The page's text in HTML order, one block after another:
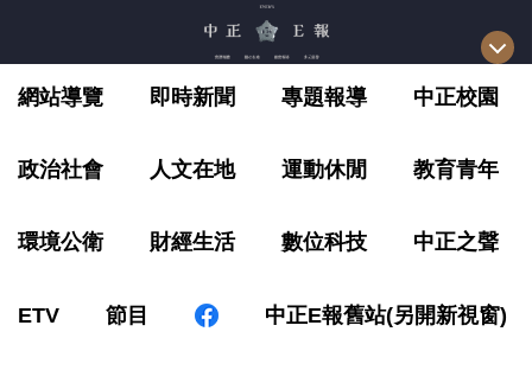
要
容
網站導覽 即時新聞 專題報導 中正校園
政治社會 人文在地 運動休閒 教育青年
環境公衛 財經生活 數位科技 中正之聲
ETV 節目 中正E報舊站(另開新視窗)